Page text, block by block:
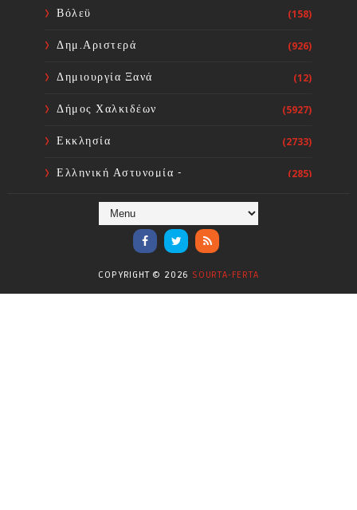
Βόλεϋ (158)
Δημ.Αριστερά (926)
Δημιουργία Ξανά (12)
Δήμος Χαλκιδέων (5927)
Εκκλησία (2733)
Ελληνική Αστυνομία -
(285)
Ενόργανη Γυμναστική
COPYRIGHT © 2026 SOURTA-FERTA